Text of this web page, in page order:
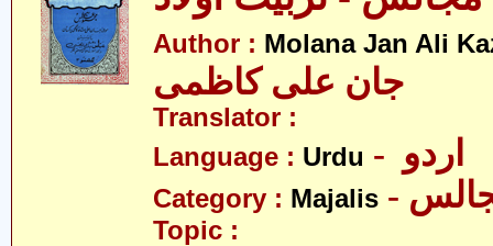
Author : Molana Jan Ali
جان علی کاظمی
Translator :
Language : Urdu
Category : Majalis
Topic :